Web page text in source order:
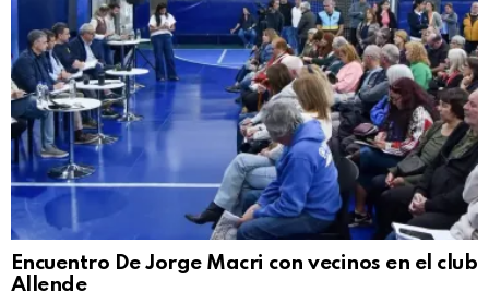
Encuentro De Jorge Macri con vecinos en el club
Allende